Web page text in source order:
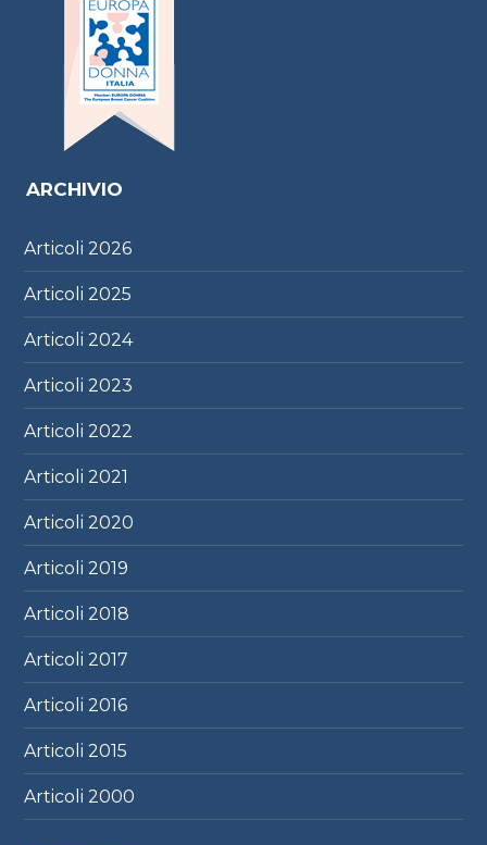
ARCHIVIO
Articoli2026
Articoli2025
Articoli2024
Articoli2023
Articoli2022
Articoli2021
Articoli2020
Articoli2019
Articoli2018
Articoli2017
Articoli2016
Articoli2015
Articoli2000